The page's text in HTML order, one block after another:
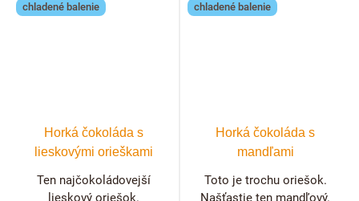
chladené balenie
Horká čokoláda s
lieskovými orieškami
Ten najčokoládovejší
lieskový oriešok.
chladené balenie
Horká čokoláda s
mandľami
Toto je trochu oriešok.
Našťastie ten mandľový.